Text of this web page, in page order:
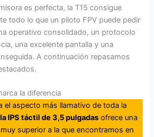
es perfecta, la T15 consigue
todo lo que un piloto FPV puede pedir
operativo consolidado, un protocolo
una excelente pantalla y una
A continuación repasamos
la diferencia
el aspecto más llamativo de toda la
IPS táctil de 3,5 pulgadas ofrece una
superior a la que encontramos en